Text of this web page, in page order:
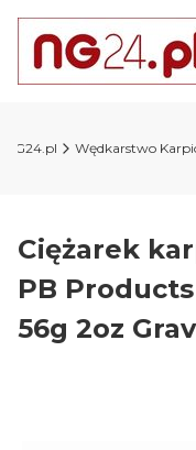
NG24.pl Wędkarstwo
Ciężarek
PB
56g 2oz